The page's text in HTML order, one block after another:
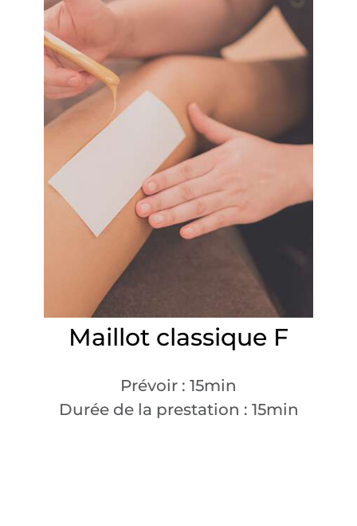
Maillot classique F
Prévoir : 15min
Durée de la prestation : 15min